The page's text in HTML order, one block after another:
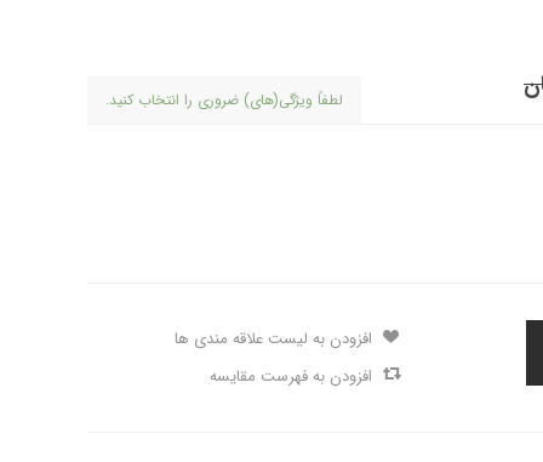
لطفاً ویژگی(های) ضروری را انتخاب کنید.
افزودن به لیست علاقه مندی ها
افزودن به فهرست مقایسه